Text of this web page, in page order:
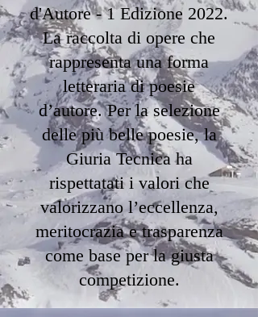
d'Autore - 1 Edizione 2022.
La raccolta di opere che
rappresenta una forma
letteraria di poesie
d’autore. Per la selezione
delle più belle poesie, la
Giuria Tecnica ha
rispettatati i valori che
valorizzano l’eccellenza,
meritocrazia e trasparenza
come base per la giusta
competizione.